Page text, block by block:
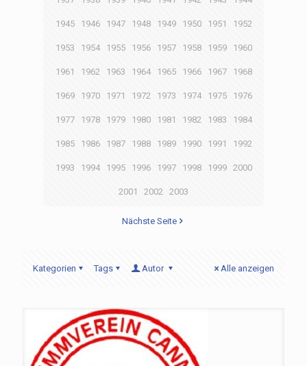
1945 1946 1947 1948 1949 1950 1951 1952
1953 1954 1955 1956 1957 1958 1959 1960
1961 1962 1963 1964 1965 1966 1967 1968
1969 1970 1971 1972 1973 1974 1975 1976
1977 1978 1979 1980 1981 1982 1983 1984
1985 1986 1987 1988 1989 1990 1991 1992
1993 1994 1995 1996 1997 1998 1999 2000
2001 2002 2003
Nächste Seite
Kategorien Tags Autor Alle anzeigen